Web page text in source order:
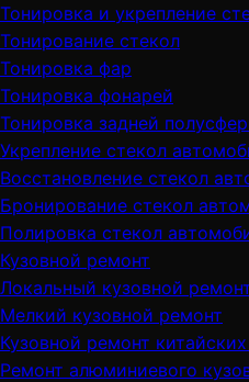
Тонировка и укрепление
Тонирование стекол
Тонировка фар
Тонировка фонарей
Тонировка задней
Укрепление стекол
Восстановление стекол
Бронирование стекол
Полировка стекол
Кузовной ремонт
Локальный кузовной
Мелкий кузовной ремонт
Кузовной ремонт
Ремонт алюминиевого